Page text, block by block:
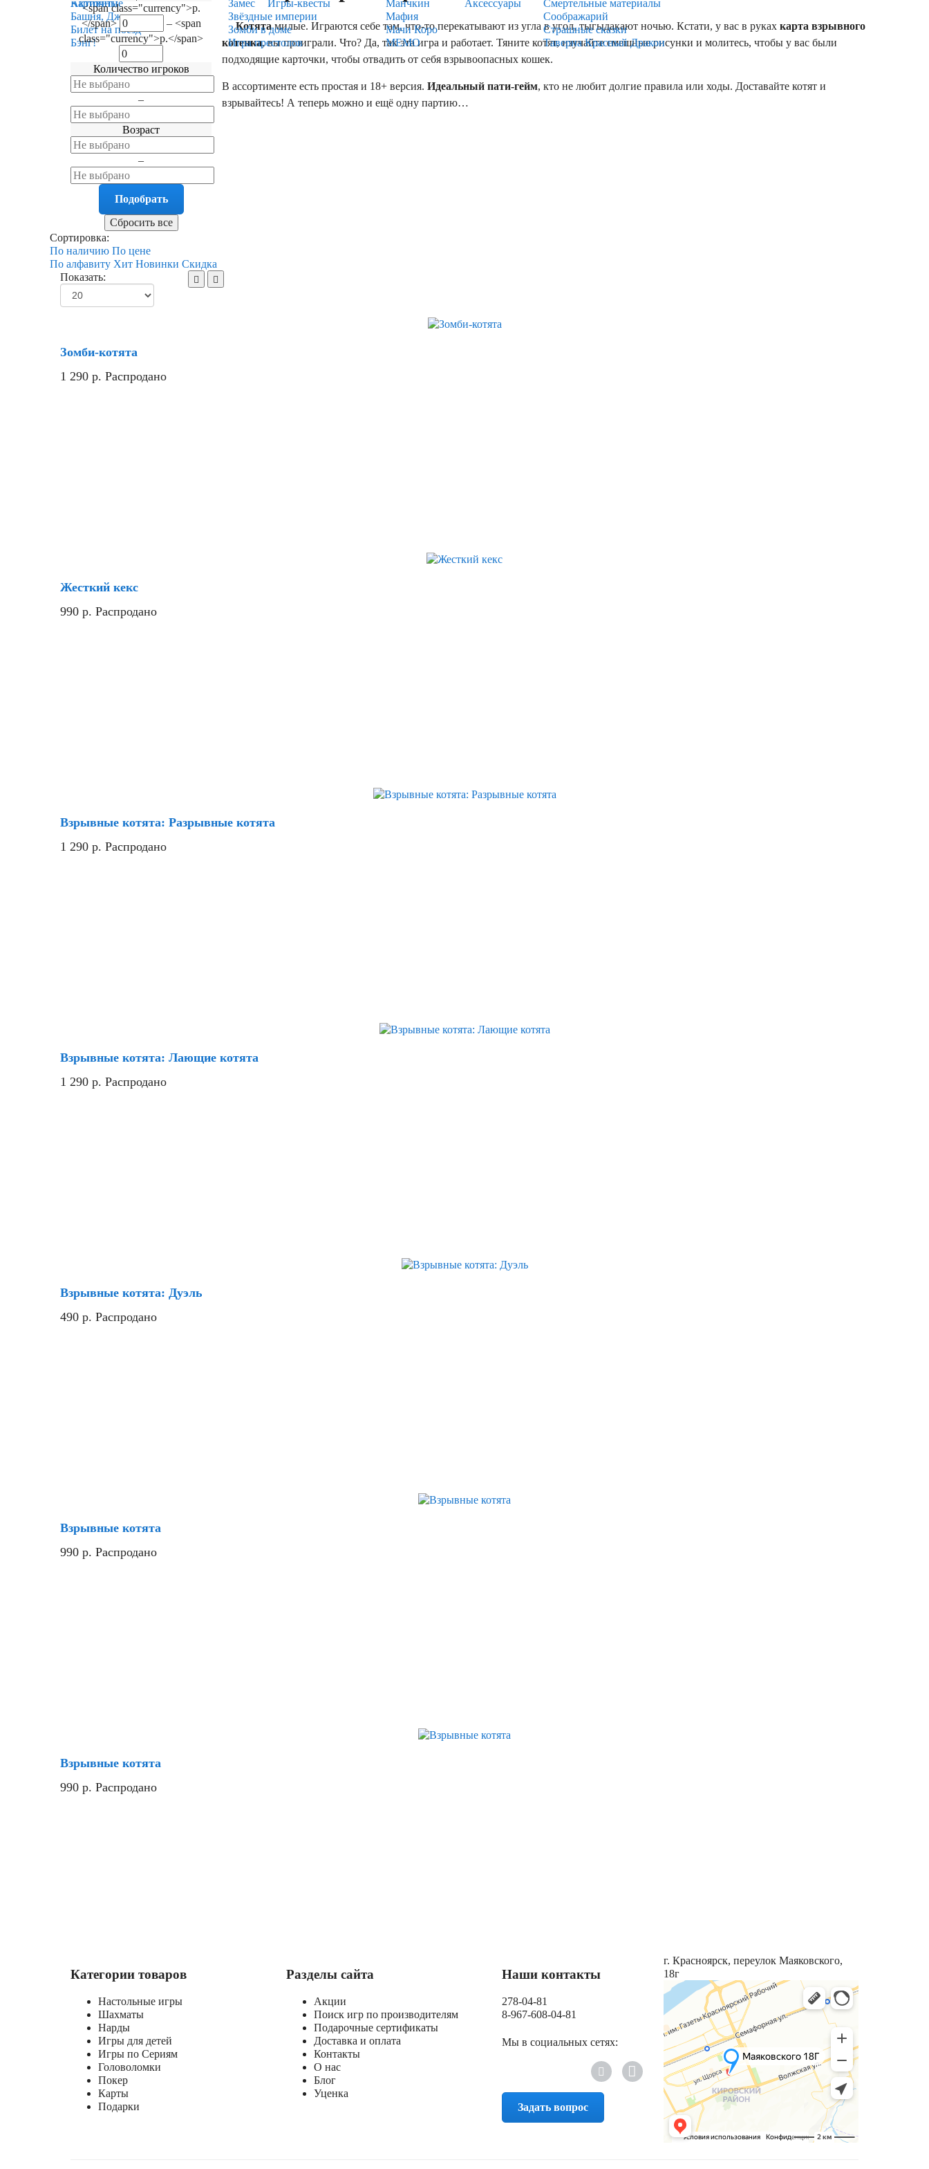
Карточные
Игры-квесты
Аксессуары
Активити
Башня, Дженга
Билет на поезд
Бэнг!
Замес
Звёздные империи
Зомби в доме
Игра престолов
Манчкин
Мафия
Мачи Коро
МЕМО
Смертельные материалы
Соображарий
Страшные сказки
Таверна Красный Дракон
<span class="currency">р.
</span>
– <span
class="currency">р.</span>
Количество игроков
–
Возраст
–
Котятамилые. Играются себе там, что-то перекатывают из угла в угол, тыгыдакают ночью. Кстати, у вас в руках карта взрывного
котенка, вы проиграли. Что? Да, так эта игра и работает. Тяните котят, изучайте смешные рисунки и молитесь, чтобы у вас были
подходящие карточки, чтобы отвадить от себя взрывоопасных кошек.
В ассортименте есть простая и 18+ версия. Идеальный пати-гейм, кто не любит долгие правила или ходы. Доставайте котят и
взрывайтесь! А теперь можно и ещё одну партию…
Сортировка:
По наличию По цене
По алфавиту Хит Новинки Скидка
Показать:
Зомби-котята
1 290 р. Распродано
Жесткий кекс
990 р. Распродано
Взрывные котята: Разрывные котята
1 290 р. Распродано
Взрывные котята: Лающие котята
1 290 р. Распродано
Взрывные котята: Дуэль
490 р. Распродано
Взрывные котята
990 р. Распродано
Взрывные котята
990 р. Распродано
Категории товаров
Настольные игры
Шахматы
Нарды
Игры для детей
Игры по Сериям
Головоломки
Покер
Карты
Подарки
Разделы сайта
Акции
Поиск игр по производителям
Подарочные сертификаты
Доставка и оплата
Контакты
О нас
Блог
Уценка
Наши контакты
278-04-81
8-967-608-04-81
Мы в социальных сетях:
Задать вопрос
г. Красноярск, переулок Маяковского,
18г